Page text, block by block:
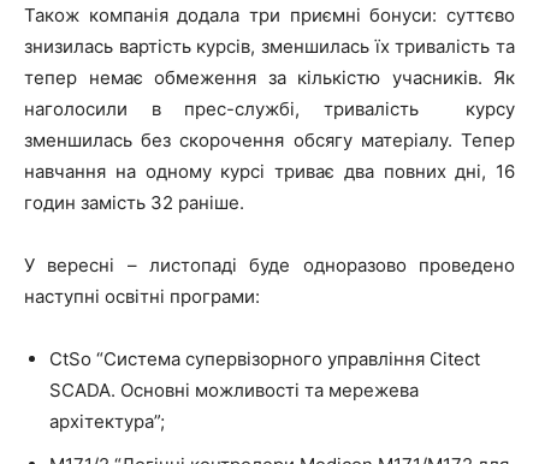
Також компанія додала три приємні бонуси: суттєво
знизилась вартість курсів, зменшилась їх тривалість та
тепер немає обмеження за кількістю учасників. Як
наголосили в прес-службі, тривалість курсу
зменшилась без скорочення обсягу матеріалу. Тепер
навчання на одному курсі триває два повних дні, 16
годин замість 32 раніше.
У вересні – листопаді буде одноразово проведено
наступні освітні програми:
CtSo “Система супервізорного управління Citect
SCADA. Основні можливості та мережева
архітектура”;